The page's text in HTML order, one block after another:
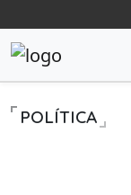
POLÍTICA